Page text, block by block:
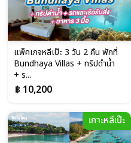
แพ็คเกจหลีเป๊ะ 3 วัน 2 คืน พักที่
Bundhaya Villas + ทริปดำน้ำ
+ ร...
฿ 10,200
เกาะหลีเป๊ะ